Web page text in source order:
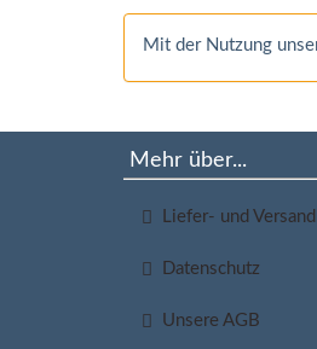
Mit der Nutzung
Mehr über...
Liefer- und
Datenschutz
Unsere AGB